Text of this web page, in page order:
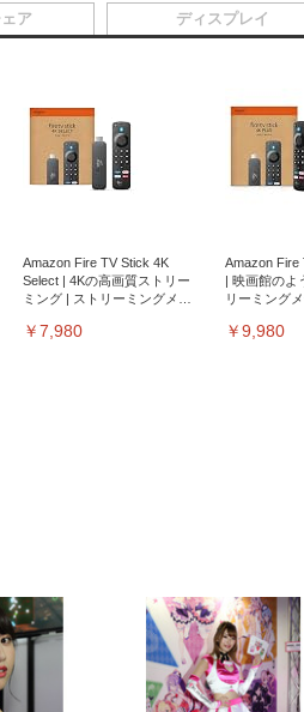
Amazon Fire TV Stick 4K
Select | 4Kの高画質ストリー
ミング | ストリーミングメデ
￥7,980
Amazon Fire
| 映画館のよ
リーミング
￥9,980
ア
Sezlife オフィスチェア デスク
チェア 疲れない テレワーク
チェア 強化バックレスト 30
度ロッキング機能 人間工学 椅
子 腰サポート 90度跳ね上げ
式アームレスト 3Dヘッドレス
Sezlife オフ
チェア 疲れ
チェア 強化
ロッキング
腰サポート
ームレスト
￥7,680
ディスプレイ
【純正品】27"ゲーミングモ
ニター DualSense 充電フッ
ク付き（CFI-ZDM1J）
￥49,979
【整備済み品】Dell
E2724HS 27インチ
ニター フル
HD（1920×1080）
沢 HDMI/
スピーカー内蔵 高
イベル VESA対応
￥15,800
ネオ・ルーライフ ネオ・オム
ツ L 中型犬用 26枚入り 単品
Smart Basic(
ック) 【
Smart Basic
ペットシー
ワイド 100
販売)
￥3,670